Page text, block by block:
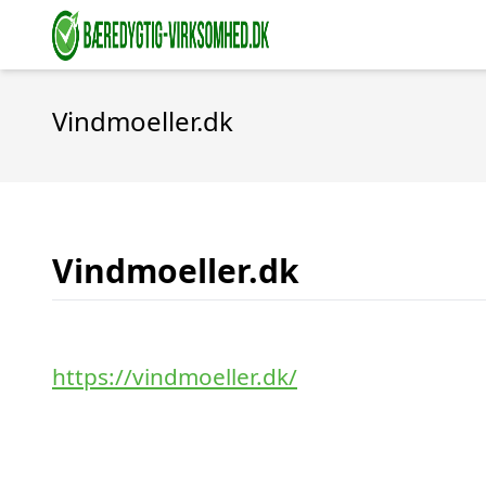
Vindmoeller.dk
Vindmoeller.dk
https://vindmoeller.dk/